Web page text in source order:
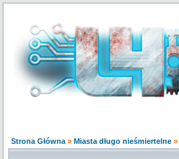
Strona Główna » Miasta długo nieśmiertelne »